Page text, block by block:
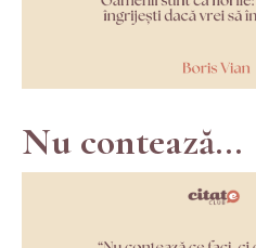
Nu contează...